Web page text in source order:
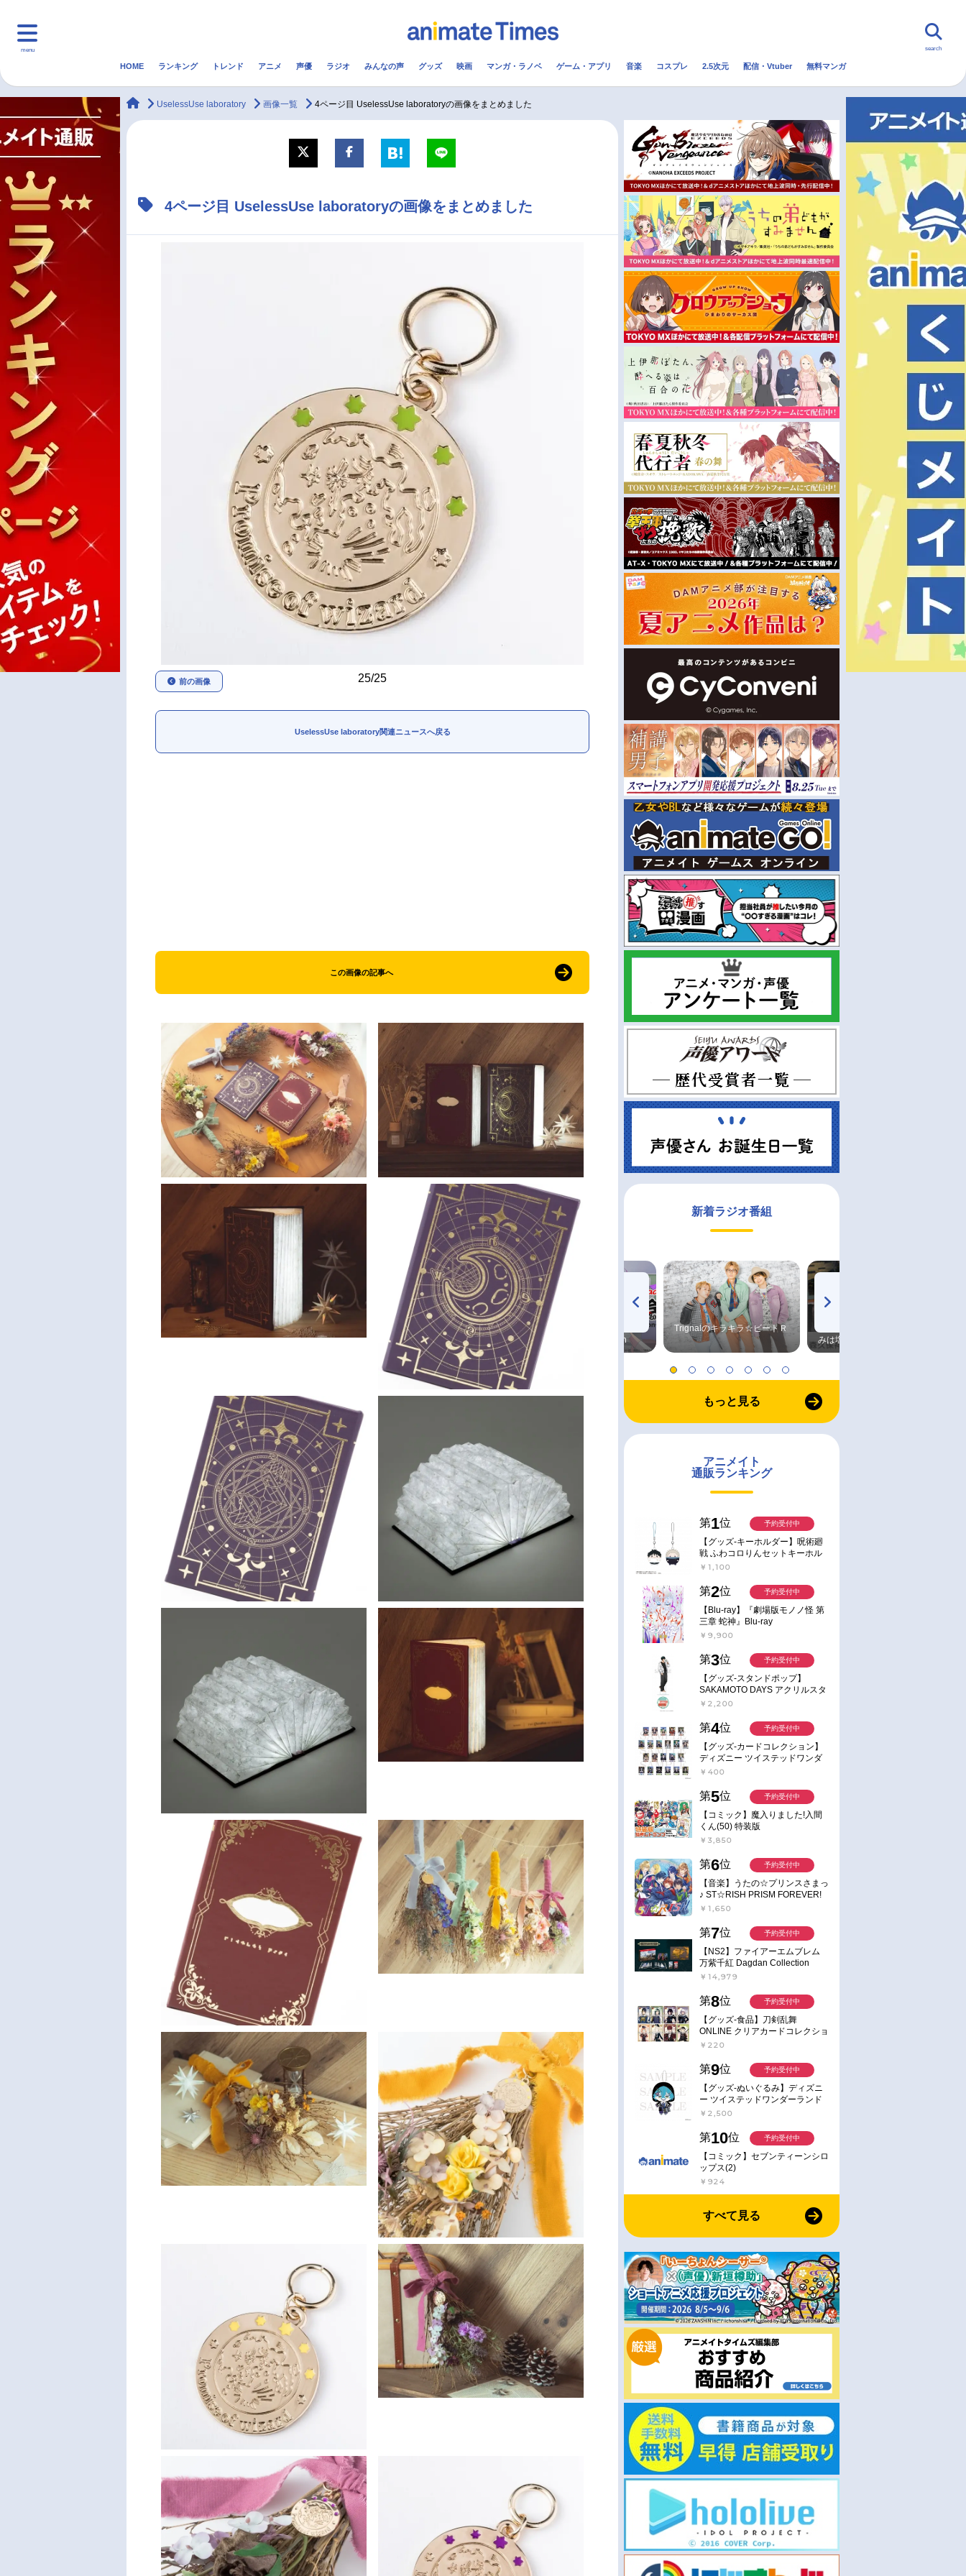
menu
マンガ・ラノベ 音楽 配信・Vtuber トレンド 無料マンガ
アニメ記事一覧
声優記事一覧
実写化映画一覧
男性声優/女性声優一覧
今期アニメ曜日別一覧
夏アニメ
秋アニメ
冬アニメ
search
HOME ランキング トレンド アニメ 声優 ラジオ みんなの声 グッズ 映画 マンガ・ラノベ ゲーム・アプリ 音楽 コスプレ 2.5次元 配信・Vtuber 無料マンガ
animateTimes
UselessUse laboratory 画像一覧 4ページ目 UselessUse laboratoryの画像をまとめました
4ページ目 UselessUse laboratoryの画像をまとめました
25/25
前の画像
UselessUse laboratory関連ニュースへ戻る
この画像の記事へ
新着ラジオ番組
高橋美紀のおんぷの気持ち
♪ in アニメイトタイムズ
TVアニメ『戦隊大失格』
radio 大直会 2nd season
Trignalのキラキラ☆ビートＲ
みは塩だけ
もっと見る
アニメイト
通販ランキング
第1位
【グッズ-キーホルダー】呪術廻
戦 ふわコロりんセットキーホル
ダー【アニメイト特典付】
￥1,100
予約受付中
第2位
【Blu-ray】『劇場版モノノ怪 第
三章 蛇神』Blu-ray
￥9,900
予約受付中
第3位
【グッズ-スタンドポップ】
SAKAMOTO DAYS アクリルスタ
ンド～Sunny Afternoon～ 4.南雲
￥2,200
予約受付中
第4位
【グッズ-カードコレクション】
ディズニー ツイステッドワンダ
ーランド ランダムカードコレク
￥400
予約受付中
第5位
【コミック】魔入りました!入間
くん(50) 特装版
￥3,850
予約受付中
第6位
【音楽】うたの☆プリンスさまっ
♪ ST☆RISH PRISM FOREVER!
￥1,650
予約受付中
第7位
【NS2】ファイアーエムブレム
万紫千紅 Dagdan Collection
￥14,979
予約受付中
第8位
【グッズ-食品】刀剣乱舞
ONLINE クリアカードコレクショ
ンガム
￥220
予約受付中
第9位
【グッズ-ぬいぐるみ】ディズニ
ー ツイステッドワンダーランド
ミニミニぬいぐるみ(クラブ・ウ
￥2,500
予約受付中
第10位
【コミック】セブンティーンシロ
ップス(2)
￥924
予約受付中
すべて見る